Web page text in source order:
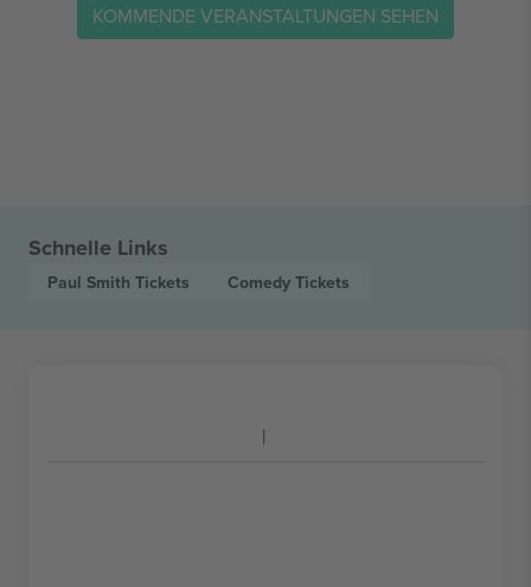
KOMMENDE VERANSTALTUNGEN SEHEN
Schnelle Links
Paul Smith Tickets Comedy Tickets